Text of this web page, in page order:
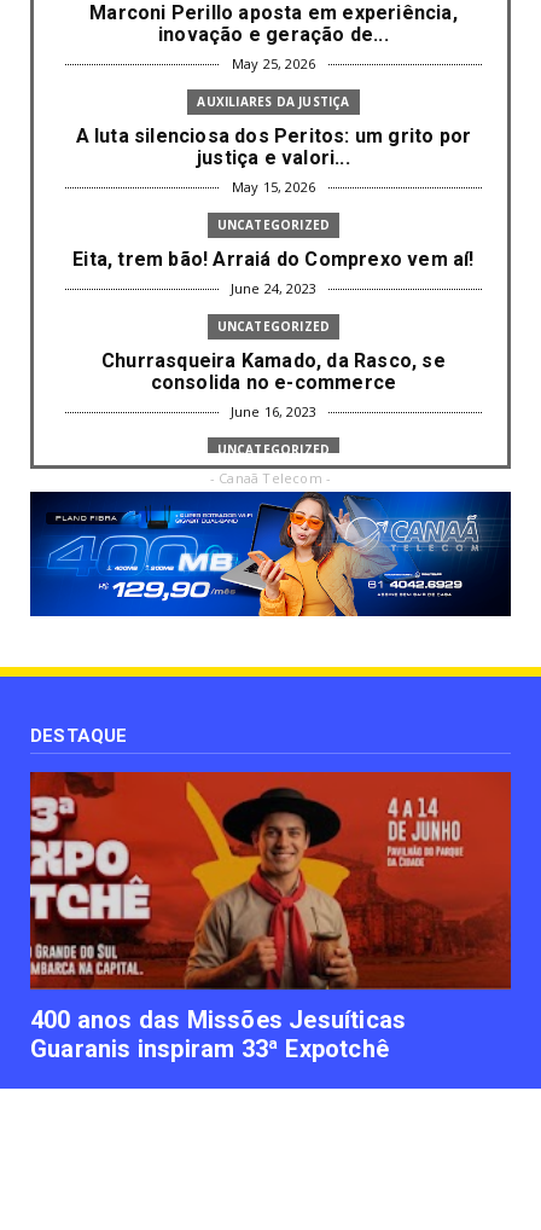
Marconi Perillo aposta em experiência,
inovação e geração de...
May 25, 2026
AUXILIARES DA JUSTIÇA
A luta silenciosa dos Peritos: um grito por
justiça e valori...
May 15, 2026
UNCATEGORIZED
Eita, trem bão! Arraiá do Comprexo vem aí!
June 24, 2023
UNCATEGORIZED
Churrasqueira Kamado, da Rasco, se
consolida no e-commerce
June 16, 2023
UNCATEGORIZED
Com mais da metade dos cargos de
liderança ocupados por mulh...
June 16, 2023
UNCATEGORIZED
Paisagismo valoriza imóvel e atrai clientes
UNCATEGORIZED
June 12, 2023
UNCATEGORIZED
Empresas apostam em iniciativas de
felicidade corporativa pa...
June 09, 2023
UNCATEGORIZED
Lawtech gaúcha ajuda advogados a
organizarem sua vida financ...
June 09, 2023
- Canaã Telecom -
DESTAQUE
400 anos das Missões Jesuíticas
Guaranis inspiram 33ª Expotchê